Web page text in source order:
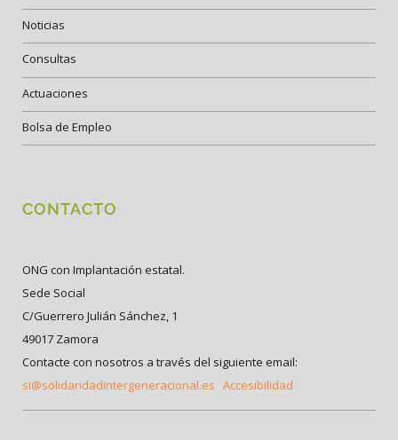
Noticias
Consultas
Actuaciones
Bolsa de Empleo
CONTACTO
ONG con Implantación estatal.
Sede Social
C/Guerrero Julián Sánchez, 1
49017 Zamora
Contacte con nosotros a través del siguiente email:
si@solidaridadintergeneracional.es Accesibilidad